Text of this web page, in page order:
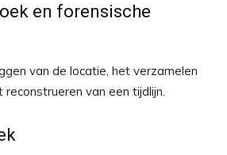
en forensische
van de locatie, het verzamelen
van een tijdlijn.